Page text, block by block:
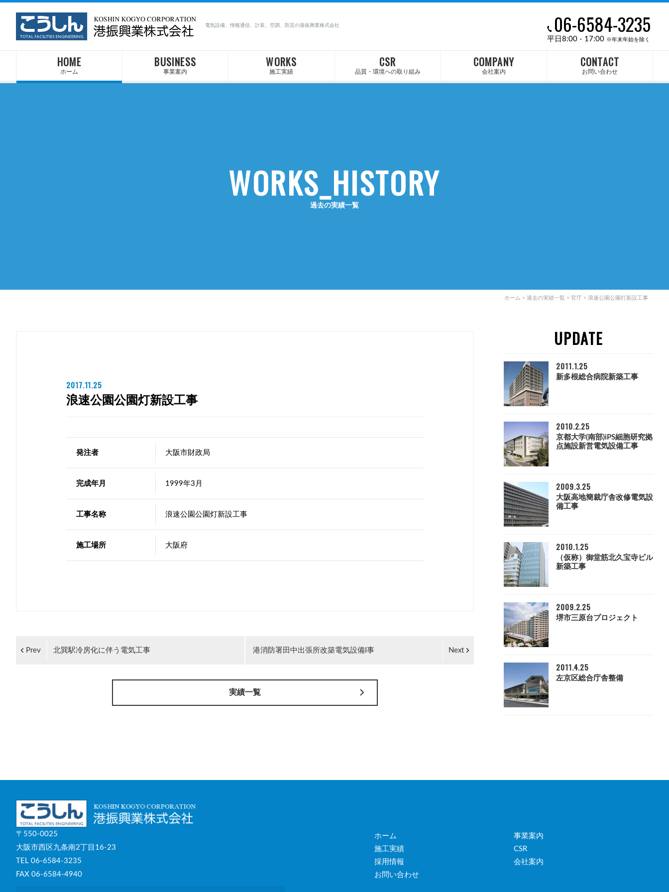
電気設備、情報通信、計装、空調、防災の港振興業株式会社 06-6584-3235
平日8:00 - 17:00 ※年末年始を除く
HOME
ホーム
BUSINESS
事業案内
WORKS
施工実績
CSR
品質・環境への取り組み
COMPANY
会社案内
CONTACT
お問い合わせ
WORKS_HISTORY
過去の実績一覧
ホーム > 過去の実績一覧 > 官庁 > 浪速公園公園灯新設工事
2017.11.25
浪速公園公園灯新設工事
発注者 大阪市財政局
完成年月 1999年3月
工事名称 浪速公園公園灯新設工事
施工場所 大阪府
Prev 北巽駅冷房化に伴う電気工事 Next
港消防署田中出張所改築電気設備I事
実績一覧
UPDATE
2011.1.25
新多根総合病院新築工事
2010.2.25
京都大学(南部)iPS細胞研究拠
点施設新営電気設備工事
2009.3.25
大阪高地簡裁庁舎改修電気設
備工事
2010.1.25
（仮称）御堂筋北久宝寺ビル
新築工事
2009.2.25
堺市三原台プロジェクト
2011.4.25
左京区総合庁舎整備
〒550-0025
大阪市西区九条南2丁目16-23
TEL 06-6584-3235
FAX 06-6584-4940
ホーム
事業案内
施工実績
CSR
採用情報
会社案内
お問い合わせ